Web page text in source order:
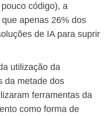
código), a
apenas 26% dos
de IA para suprir
utilização da
da metade dos
ferramentas da
como forma de